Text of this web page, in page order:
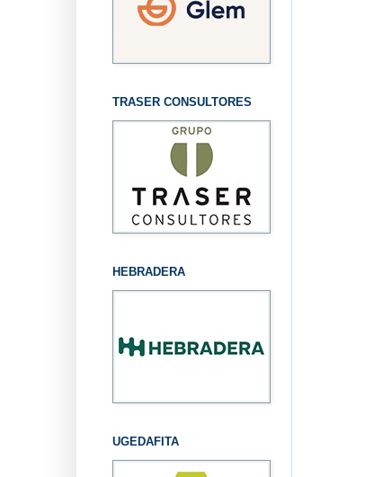
TRASER CONSULTORES
HEBRADERA
UGEDAFITA